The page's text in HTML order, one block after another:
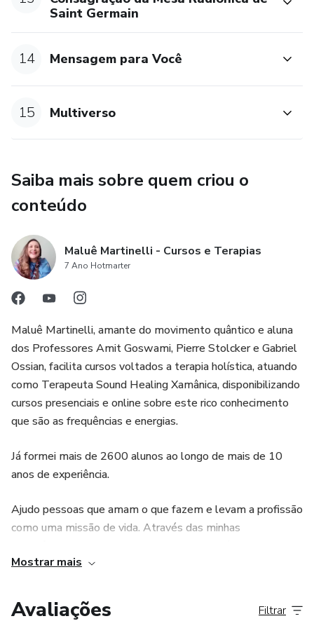
Saint Germain
14 Mensagem para Você
15 Multiverso
Saiba mais sobre quem criou o
conteúdo
Maluê Martinelli - Cursos e Terapias
7 Ano Hotmarter
Maluê Martinelli, amante do movimento quântico e aluna
dos Professores Amit Goswami, Pierre Stolcker e Gabriel
Ossian, facilita cursos voltados a terapia holística, atuando
como Terapeuta Sound Healing Xamânica, disponibilizando
cursos presenciais e online sobre este rico conhecimento
que são as frequências e energias.
Já formei mais de 2600 alunos ao longo de mais de 10
anos de experiência.
Ajudo pessoas que amam o que fazem e levam a profissão
como uma missão de vida. Através das minhas
conhecimentos que adquiri, para auxiliar no
possam seguir o seu propósito ajudando o máximo de
pessoas possível.
Mostrar mais
Avaliações Filtrar